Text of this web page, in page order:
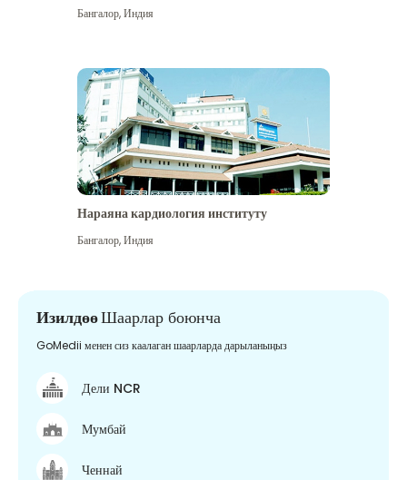
Бангалор,Индия
Нараяна кардиология институту
Бангалор,Индия
ИзилдөөШаарлар боюнча
GoMedii менен сиз каалаган шаарларда дарыланыңыз
Дели NCR
Мумбай
Ченнай